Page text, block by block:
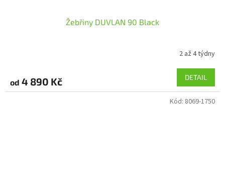
Žebřiny DUVLAN 90 Black
2 až 4 týdny
od 4 890 Kč DETAIL
Kód: 8069-1750